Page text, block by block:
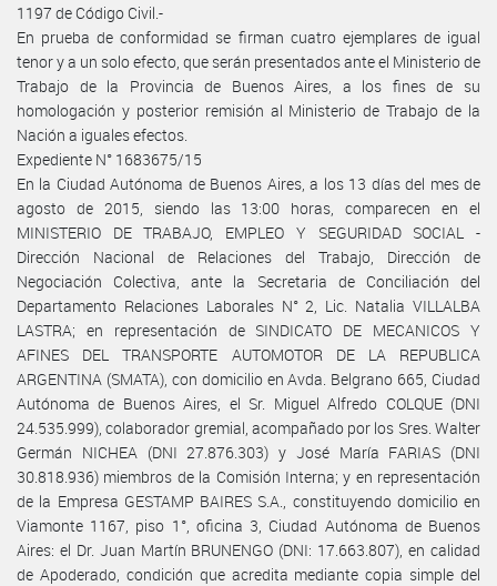
1197 de Código Civil.-
En prueba de conformidad se firman cuatro ejemplares de igual
tenor y a un solo efecto, que serán presentados ante el Ministerio de
Trabajo de la Provincia de Buenos Aires, a los fines de su
homologación y posterior remisión al Ministerio de Trabajo de la
Nación a iguales efectos.
Expediente N° 1683675/15
En la Ciudad Autónoma de Buenos Aires, a los 13 días del mes de
agosto de 2015, siendo las 13:00 horas, comparecen en el
MINISTERIO DE TRABAJO, EMPLEO Y SEGURIDAD SOCIAL -
Dirección Nacional de Relaciones del Trabajo, Dirección de
Negociación Colectiva, ante la Secretaria de Conciliación del
Departamento Relaciones Laborales N° 2, Lic. Natalia VILLALBA
LASTRA; en representación de SINDICATO DE MECANICOS Y
AFINES DEL TRANSPORTE AUTOMOTOR DE LA REPUBLICA
ARGENTINA (SMATA), con domicilio en Avda. Belgrano 665, Ciudad
Autónoma de Buenos Aires, el Sr. Miguel Alfredo COLQUE (DNI
24.535.999), colaborador gremial, acompañado por los Sres. Walter
Germán NICHEA (DNI 27.876.303) y José María FARIAS (DNI
30.818.936) miembros de la Comisión Interna; y en representación
de la Empresa GESTAMP BAIRES S.A., constituyendo domicilio en
Viamonte 1167, piso 1°, oficina 3, Ciudad Autónoma de Buenos
Aires: el Dr. Juan Martín BRUNENGO (DNI: 17.663.807), en calidad
de Apoderado, condición que acredita mediante copia simple del